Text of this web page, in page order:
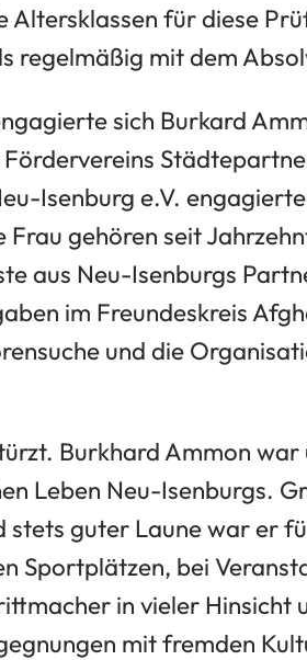
für diese
regelmäßig mit dem
sich Burkard
Isenburg e.V.
Frau gehören seit
aus Neu-Isenburgs
im Freundeskreis
und die
Burkhard Ammon war
Leben Neu-Isenburgs.
stets guter Laune war er
Sportplätzen, bei
in vieler Hinsicht
mit fremden